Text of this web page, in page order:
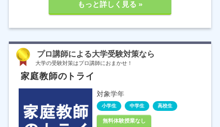
もっと詳しく見る »
プロ講師による大学受験対策なら
大学の受験対策はプロ講師におまかせ！
家庭教師のトライ
対象学年
小学生 中学生 高校生
無料体験授業なし